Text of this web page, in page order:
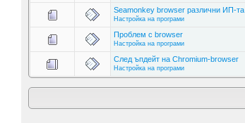
Seamonkey browser различни ИП-та
Настройка на програми
Проблем с browser
Настройка на програми
След ъпдейт на Chromium-browser
Настройка на програми